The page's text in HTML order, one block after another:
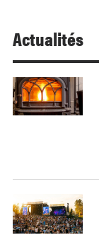
Actualités